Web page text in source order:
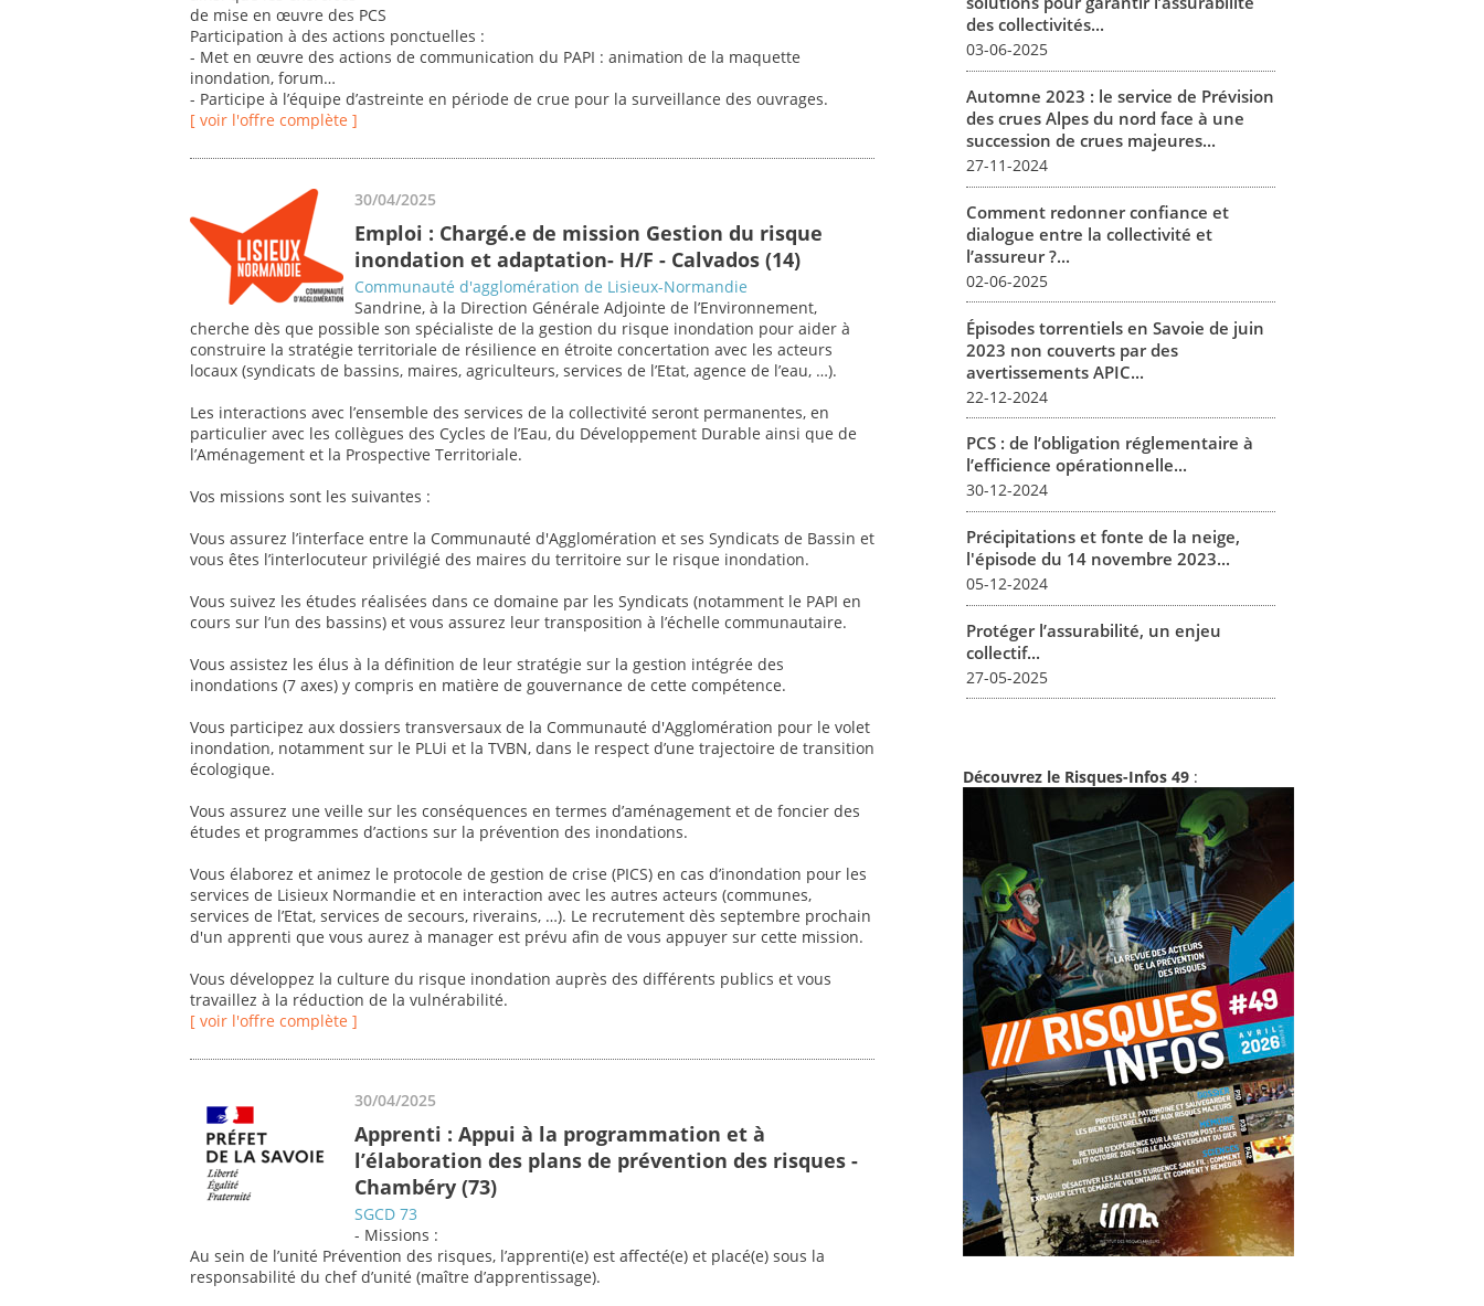
de mise en œuvre des PCS
Participation à des actions ponctuelles :
- Met en œuvre des actions de communication du PAPI : animation de la maquette
inondation, forum…
- Participe à l’équipe d’astreinte en période de crue pour la surveillance des ouvrages.
[ voir l'offre complète ]
30/04/2025
Emploi : Chargé.e de mission Gestion du risque
inondation et adaptation- H/F - Calvados (14)
Communauté d'agglomération de Lisieux-Normandie
Sandrine, à la Direction Générale Adjointe de l’Environnement,
cherche dès que possible son spécialiste de la gestion du risque inondation pour aider à
construire la stratégie territoriale de résilience en étroite concertation avec les acteurs
locaux (syndicats de bassins, maires, agriculteurs, services de l’Etat, agence de l’eau, …).
Les interactions avec l’ensemble des services de la collectivité seront permanentes, en
particulier avec les collègues des Cycles de l’Eau, du Développement Durable ainsi que de
l’Aménagement et la Prospective Territoriale.
Vos missions sont les suivantes :
Vous assurez l’interface entre la Communauté d'Agglomération et ses Syndicats de Bassin et
vous êtes l’interlocuteur privilégié des maires du territoire sur le risque inondation.
Vous suivez les études réalisées dans ce domaine par les Syndicats (notamment le PAPI en
cours sur l’un des bassins) et vous assurez leur transposition à l’échelle communautaire.
Vous assistez les élus à la définition de leur stratégie sur la gestion intégrée des
inondations (7 axes) y compris en matière de gouvernance de cette compétence.
Vous participez aux dossiers transversaux de la Communauté d'Agglomération pour le volet
inondation, notamment sur le PLUi et la TVBN, dans le respect d’une trajectoire de transition
écologique.
Vous assurez une veille sur les conséquences en termes d’aménagement et de foncier des
études et programmes d’actions sur la prévention des inondations.
Vous élaborez et animez le protocole de gestion de crise (PICS) en cas d’inondation pour les
services de Lisieux Normandie et en interaction avec les autres acteurs (communes,
services de l’Etat, services de secours, riverains, …). Le recrutement dès septembre prochain
d'un apprenti que vous aurez à manager est prévu afin de vous appuyer sur cette mission.
Vous développez la culture du risque inondation auprès des différents publics et vous
travaillez à la réduction de la vulnérabilité.
[ voir l'offre complète ]
30/04/2025
Apprenti : Appui à la programmation et à
l’élaboration des plans de prévention des risques -
Chambéry (73)
SGCD 73
- Missions :
Au sein de l’unité Prévention des risques, l’apprenti(e) est affecté(e) et placé(e) sous la
responsabilité du chef d’unité (maître d’apprentissage).
des collectivités...
03-06-2025
Automne 2023 : le service de Prévision
des crues Alpes du nord face à une
succession de crues majeures...
27-11-2024
Comment redonner confiance et
dialogue entre la collectivité et
l’assureur ?...
02-06-2025
Épisodes torrentiels en Savoie de juin
2023 non couverts par des
avertissements APIC...
22-12-2024
PCS : de l’obligation réglementaire à
l’efficience opérationnelle...
30-12-2024
Précipitations et fonte de la neige,
l'épisode du 14 novembre 2023...
05-12-2024
Protéger l’assurabilité, un enjeu
collectif...
27-05-2025
Découvrez le Risques-Infos 49 :